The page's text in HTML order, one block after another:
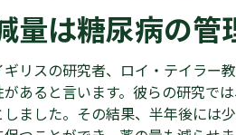
量は糖尿病の管
ギリスの研究者、ロイ・テイラー
があると言います。彼らの研究で
しました。その結果、半年後には